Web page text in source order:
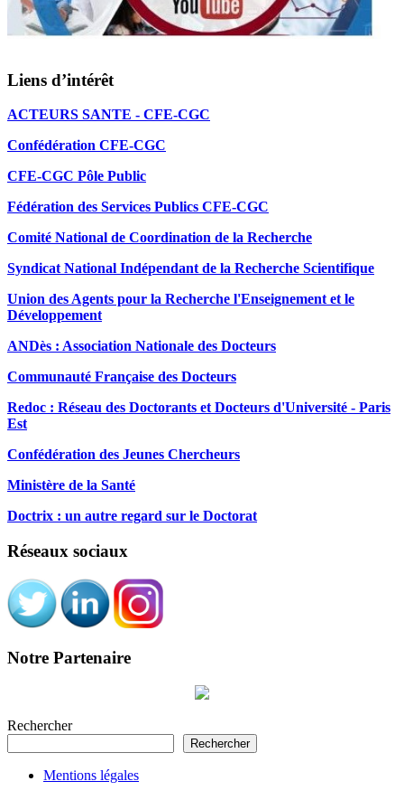
Liens d’intérêt
ACTEURS SANTE - CFE-CGC
Confédération CFE-CGC
CFE-CGC Pôle Public
Fédération des Services Publics CFE-CGC
Comité National de Coordination de la Recherche
Syndicat National Indépendant de la Recherche Scientifique
Union des Agents pour la Recherche l'Enseignement et le
Développement
ANDès : Association Nationale des Docteurs
Communauté Française des Docteurs
Redoc : Réseau des Doctorants et Docteurs d'Université - Paris
Est
Confédération des Jeunes Chercheurs
Ministère de la Santé
Doctrix : un autre regard sur le Doctorat
Réseaux sociaux
Notre Partenaire
Rechercher
Rechercher
Mentions légales